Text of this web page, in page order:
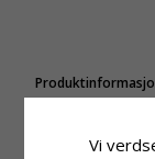
Hjerte
Vi